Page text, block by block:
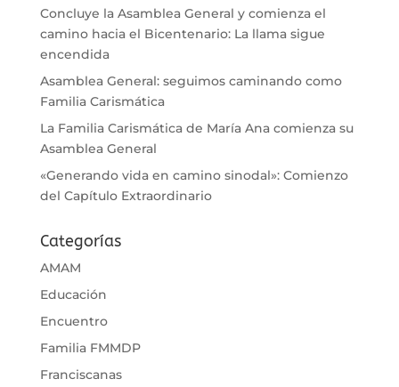
Concluye la Asamblea General y comienza el
camino hacia el Bicentenario: La llama sigue
encendida
Asamblea General: seguimos caminando como
Familia Carismática
La Familia Carismática de María Ana comienza su
Asamblea General
«Generando vida en camino sinodal»: Comienzo
del Capítulo Extraordinario
Categorías
AMAM
Educación
Encuentro
Familia FMMDP
Franciscanas